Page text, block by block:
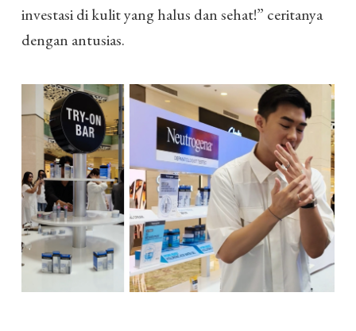
investasi di kulit yang halus dan sehat!” ceritanya
dengan antusias.